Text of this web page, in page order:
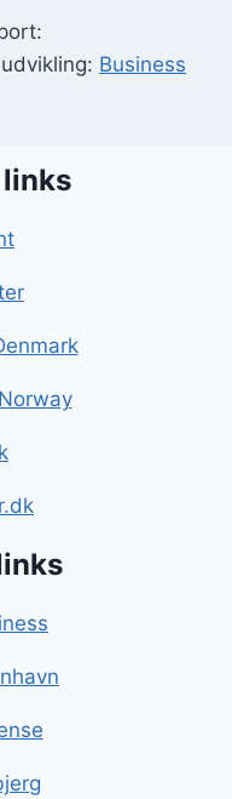
Business